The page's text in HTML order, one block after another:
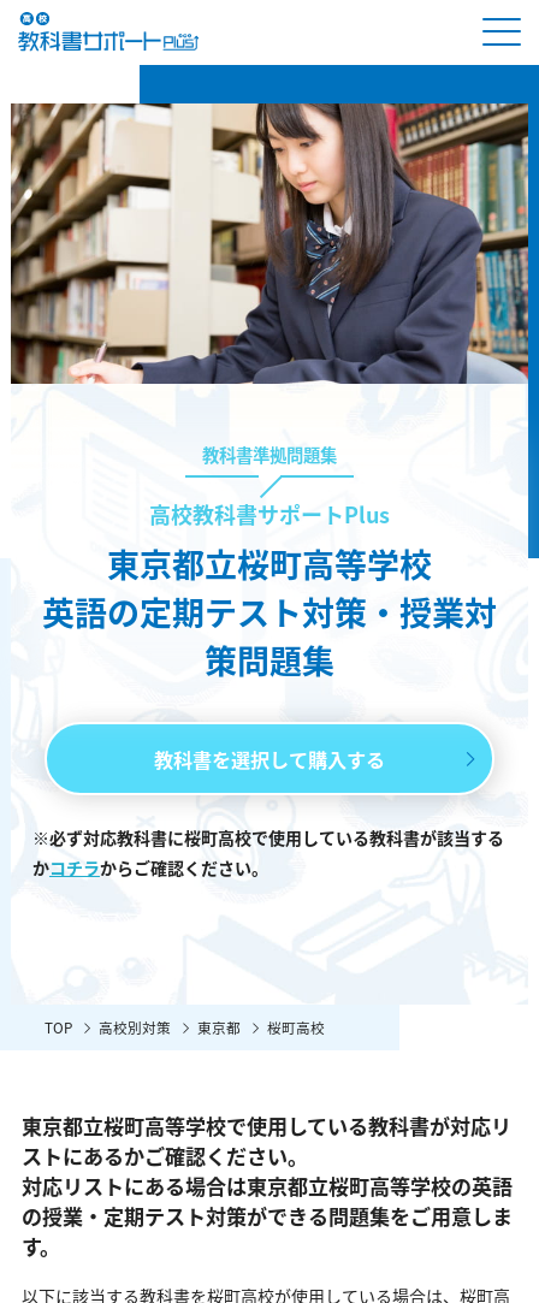
教科書準拠問題集
高校教科書サポートPlus
東京都立桜町高等学校
英語の定期テスト対策・授業対
策問題集
教科書を選択して購入する
※必ず対応教科書に桜町高校で使用している教科書が該当する
かコチラからご確認ください。
TOP 高校別対策 東京都 桜町高校
東京都立桜町高等学校で使用している教科書が対応リ
ストにあるかご確認ください。
対応リストにある場合は東京都立桜町高等学校の英語
の授業・定期テスト対策ができる問題集をご用意しま
す。
以下に該当する教科書を桜町高校が使用している場合は、 桜町高